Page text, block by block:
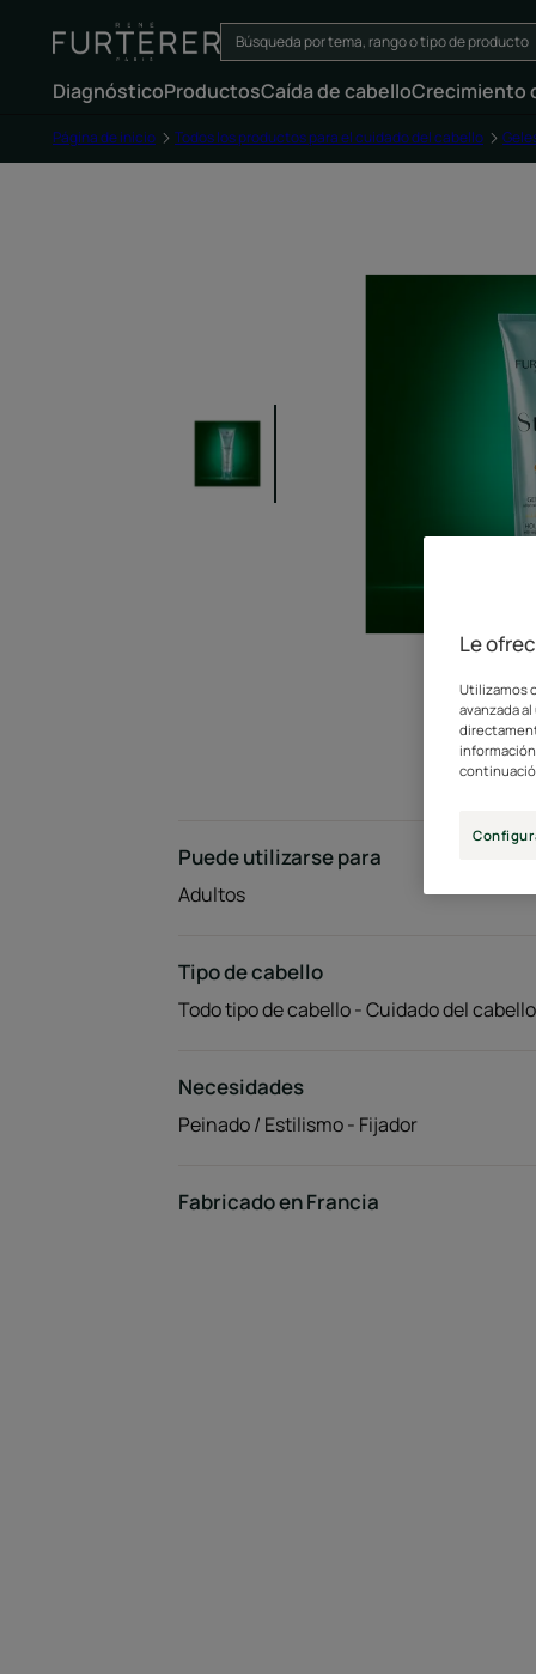
DiagnósticoProductosCaída de cabelloCrecimiento
Página de inicio Todos los productos para el cuidado del cabello
Puede utilizarse para
Adultos
Tipo de cabello
Todo tipo de cabello - Cuidado del
Necesidades
Peinado / Estilismo - Fijador
Fabricado en Francia
Le
Utilizamos
avanzada